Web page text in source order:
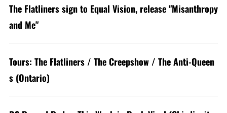
The Flatliners sign to Equal Vision, release "Misanthropy
and Me"
Tours: The Flatliners / The Creepshow / The Anti-Queen
s (Ontario)